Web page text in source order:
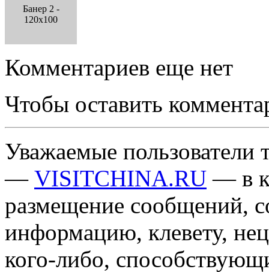
Банер 2 -
120x100
Комментариев еще нет
Чтобы оставить
Уважаемые пользователи
— VISITCHINA.RU — в
размещение сообщений,
информацию, клевету,
кого-либо,